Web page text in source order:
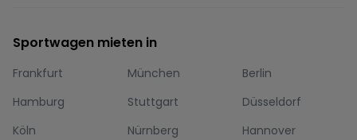
Sportwagen mieten in
Frankfurt München
Berlin
Hamburg
Stuttgart
Düsseldorf
Köln
Nürnberg
Hannover